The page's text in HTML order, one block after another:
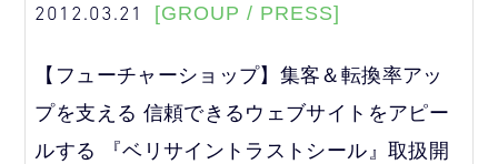
2012.03.21 [GROUP / PRESS]
【フューチャーショップ】集客＆転換率アッ
プを支える 信頼できるウェブサイトをアピー
ルする 『ベリサイントラストシール』取扱開